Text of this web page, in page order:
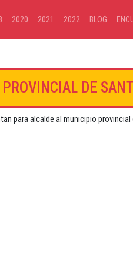
2020 2021 2022 BLOG
DE
para alcalde al municipio provincial